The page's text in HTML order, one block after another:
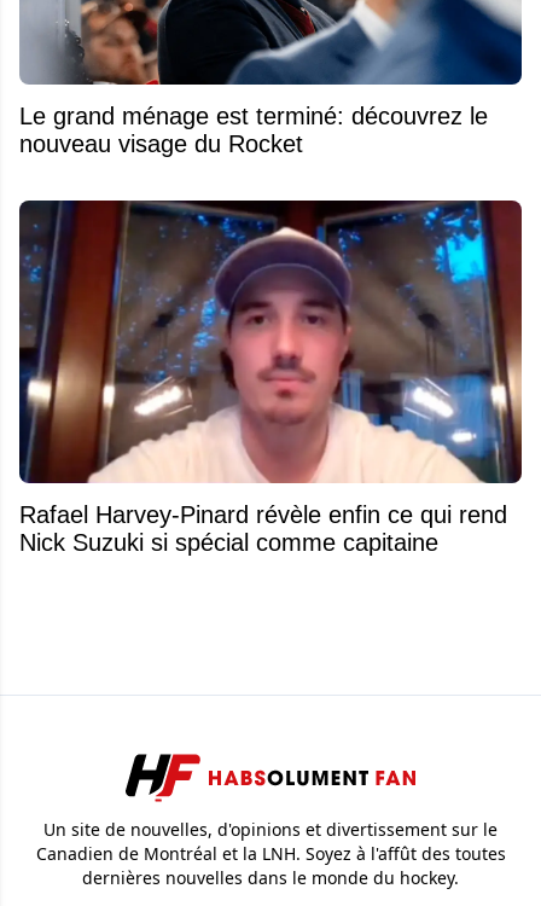
Le grand ménage est terminé: découvrez le
nouveau visage du Rocket
Rafael Harvey-Pinard révèle enfin ce qui rend
Nick Suzuki si spécial comme capitaine
Un site de nouvelles, d'opinions et divertissement sur le
Canadien de Montréal et la LNH. Soyez à l'affût des toutes
dernières nouvelles dans le monde du hockey.